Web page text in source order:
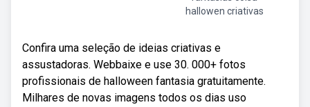
hallowen criativas
Confira uma seleção de ideias criativas e
assustadoras. Webbaixe e use 30. 000+ fotos
profissionais de halloween fantasia gratuitamente.
Milhares de novas imagens todos os dias uso